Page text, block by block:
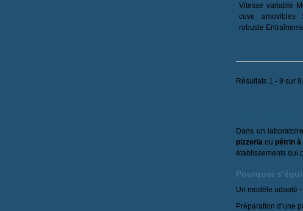
Vitesse variable
cuve amovibles
robuste
Résultats 1 - 9 sur 9.
Dans un
pizzeria ou pétrin à
établissements qui
Pourquoi
Un modèle adapté
Préparation d’une